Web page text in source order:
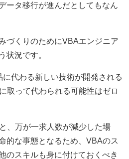
ータ移行が進んだとしてもなん
づくりのためにVBAエンジニア
状況です。
に代わる新しい技術が開発される
取って代わられる可能性はゼロ
、万が一求人数が減少した場
的な事態となるため、 VBAのス
のスキルも身に付けておくべき